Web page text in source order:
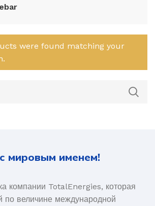
were found matching your
мировым именем!
компании TotalEnergies, которая
по величине международной